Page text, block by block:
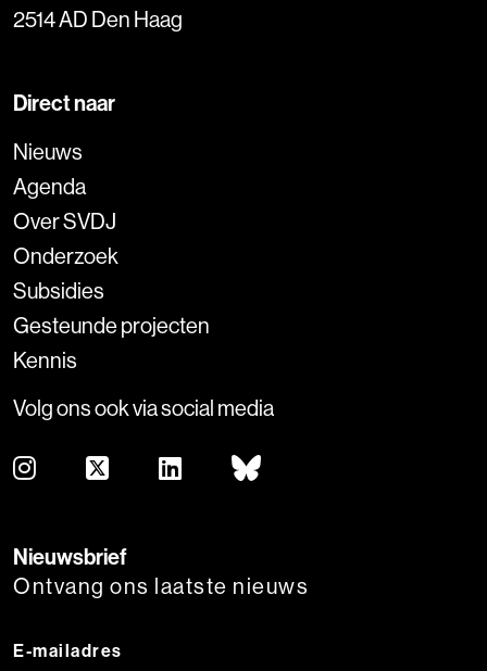
2514 AD Den Haag
Direct naar
Nieuws
Agenda
Over SVDJ
Onderzoek
Subsidies
Gesteunde projecten
Kennis
Volg ons ook via social media
Nieuwsbrief
Ontvang ons laatste nieuws
E-mailadres